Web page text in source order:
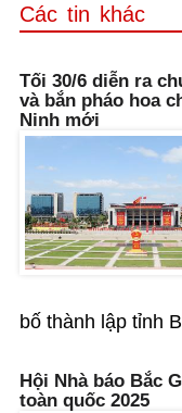
Các tin khác
Tối 30/6 diễn ra
và bắn pháo hoa
Ninh mới
bố thành lập tỉnh
Hội Nhà báo Bắc
toàn quốc 2025